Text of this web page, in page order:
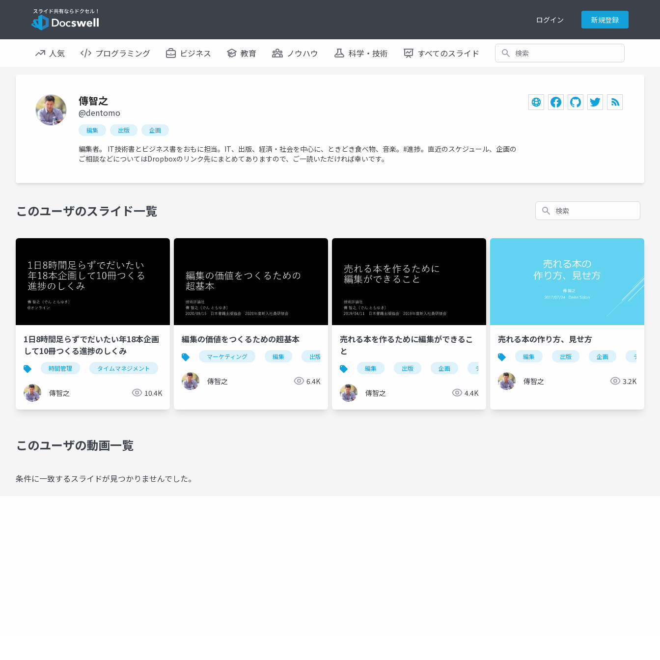
ログイン 新規登録
人気 プログラミング ビジネス 教育 ノウハウ 科学・技術 すべてのスライド 検索
傳智之
@dentomo
編集 出版 企画
編集者。 IT技術書とビジネス書をおもに担当。IT、出版、経済・社会を中心に、ときどき食べ物、音楽。#進捗。直近のスケジュール、企画の
ご相談などについてはDropboxのリンク先にまとめてありますので、ご一読いただければ幸いです。
このユーザのスライド一覧 検索
1日8時間足らずでだいたい年18本企画
して10冊つくる進捗のしくみ
時間管理 タイムマネジメント 企画 販促
傳智之 10.4K
編集の価値をつくるための超基本
マーケティング 編集 出版 企画
傳智之 6.4K
売れる本を作るために編集ができるこ
と
編集 出版 企画 デザイン
傳智之 4.4K
売れる本の作り方、見せ方
編集 出版 企画 デザイン
傳智之 3.2K
このユーザの動画一覧
条件に一致するスライドが見つかりませんでした。